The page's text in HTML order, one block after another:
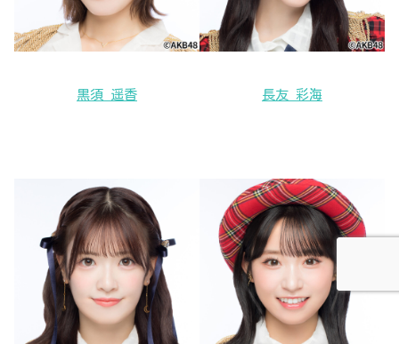
黒須 遥香 長友 彩海